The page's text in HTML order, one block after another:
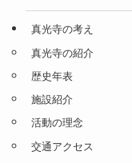
真光寺の考え
真光寺の紹介
歴史年表
施設紹介
活動の理念
交通アクセス